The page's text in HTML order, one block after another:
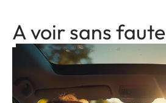
A voir sans faute